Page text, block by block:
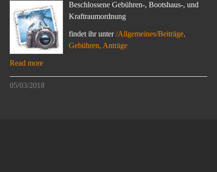
Beschlossene Gebühren-, Bootshaus-, und
Kraftraumordnung
findet ihr unter/Allgemeines/Beiträge,
Gebühren, Anträge
Read more
05/03/2018